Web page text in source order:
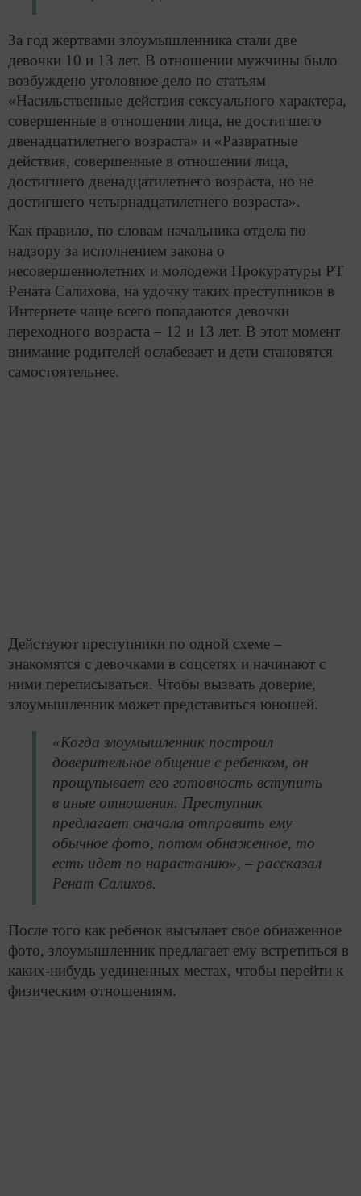
За год жертвами злоумышленника стали две
девочки 10 и 13 лет. В отношении мужчины было
возбуждено уголовное дело по статьям
«Насильственные действия сексуального характера,
совершенные в отношении лица, не достигшего
двенадцатилетнего возраста» и «Развратные
действия, совершенные в отношении лица,
достигшего двенадцатилетнего возраста, но не
достигшего четырнадцатилетнего возраста».
Как правило, по словам начальника отдела по
надзору за исполнением закона о
несовершеннолетних и молодежи Прокуратуры РТ
Рената Салихова, на удочку таких преступников в
Интернете чаще всего попадаются девочки
переходного возраста – 12 и 13 лет. В этот момент
внимание родителей ослабевает и дети становятся
самостоятельнее.
Действуют преступники по одной схеме ­–
знакомятся с девочками в соцсетях и начинают с
ними переписываться. Чтобы вызвать доверие,
злоумышленник может представиться юношей.
«Когда злоумышленник построил
доверительное общение с ребенком, он
прощупывает его готовность вступить
в иные отношения. Преступник
предлагает сначала отправить ему
обычное фото, потом обнаженное, то
есть идет по нарастанию», – рассказал
Ренат Салихов.
После того как ребенок высылает свое обнаженное
фото, злоумышленник предлагает ему встретиться в
каких-нибудь уединенных местах, чтобы перейти к
физическим отношениям.